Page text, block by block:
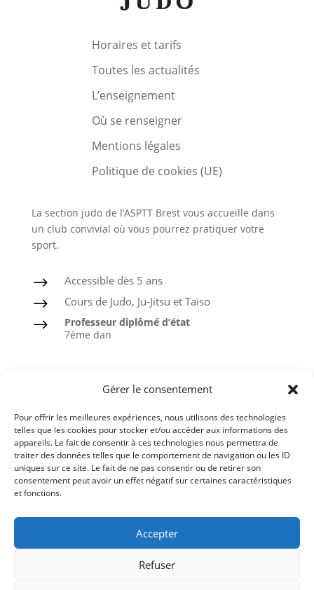
Gérer le consentement
Pour offrir les meilleures expériences, nous utilisons des technologies
telles que les cookies pour stocker et/ou accéder aux informations des
appareils. Le fait de consentir à ces technologies nous permettra de
traiter des données telles que le comportement de navigation ou les ID
uniques sur ce site. Le fait de ne pas consentir ou de retirer son
consentement peut avoir un effet négatif sur certaines caractéristiques
et fonctions.
Accepter
Refuser
Horaires et tarifs
Toutes les actualités
L’enseignement
Où se renseigner
Mentions légales
Politique de cookies (UE)
La section judo de l’ASPTT Brest vous accueille dans
un club convivial où vous pourrez pratiquer votre
sport.
$ Accessible dès 5 ans
$ Cours de Judo, Ju-Jitsu et Taïso
$
Professeur diplômé d’état
7ème dan
Taïso ou Gymnastique douce
Ceintures noires formées à l’ASPTT
Comité du Finistère de Judo
Ligue de Bretagne de Judo